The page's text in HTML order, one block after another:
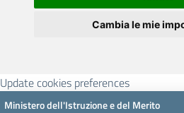
Cambia le mie
Update cookies preferences
Ministero dell'Istruzione e del Merito